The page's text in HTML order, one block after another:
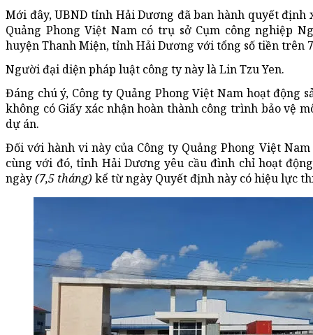
Mới đây, UBND tỉnh Hải Dương đã ban hành quyết
Quảng Phong Việt Nam có trụ sở Cụm công nghiệp
huyện Thanh Miện, tỉnh Hải Dương với tổng số tiền trên
Người đại diện pháp luật công ty này là Lin Tzu Yen.
Đáng chú ý, Công ty Quảng Phong Việt Nam hoạt động
không có Giấy xác nhận hoàn thành công trình bảo vệ
dự án.
Đối với hành vi này của Công ty Quảng Phong Việt
cùng với đó, tỉnh Hải Dương yêu cầu đình chỉ hoạt
ngày(7,5 tháng) kể từ ngày Quyết định này có hiệu lực